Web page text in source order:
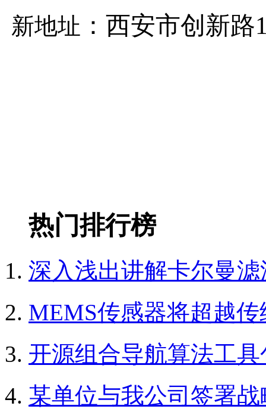
新地址 ：西安市创新路
热门排行榜
深入浅出讲解卡尔曼
MEMS传感器将超越传
开源组合导航算法工
某单位与我公司签署